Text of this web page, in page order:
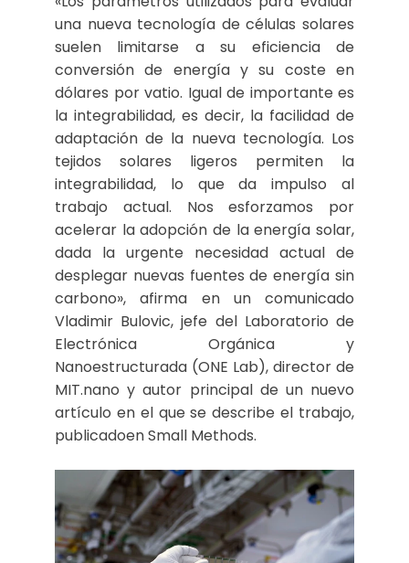
una nueva tecnología de células solares
suelen limitarse a su eficiencia de
conversión de energía y su coste en
dólares por vatio. Igual de importante es
la integrabilidad, es decir, la facilidad de
adaptación de la nueva tecnología. Los
tejidos solares ligeros permiten la
integrabilidad, lo que da impulso al
trabajo actual. Nos esforzamos por
acelerar la adopción de la energía solar,
dada la urgente necesidad actual de
desplegar nuevas fuentes de energía sin
carbono», afirma en un comunicado
Vladimir Bulovic, jefe del Laboratorio de
Electrónica Orgánica y
Nanoestructurada (ONE Lab), director de
MIT.nano y autor principal de un nuevo
artículo en el que se describe el trabajo,
publicadoen Small Methods.